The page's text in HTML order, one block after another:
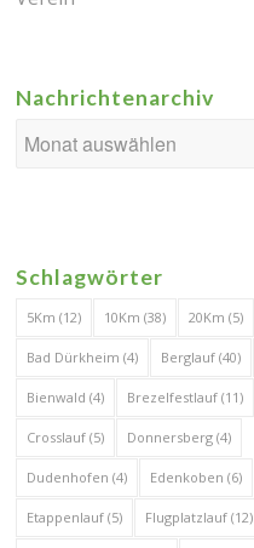
Nachrichtenarchiv
Schlagwörter
5Km (12) 10Km (38) 20Km (5)
Bad Dürkheim (4) Berglauf(40)
Bienwald (4) Brezelfestlauf(11)
Crosslauf(5) Donnersberg(4)
Dudenhofen (4) Edenkoben (6)
Etappenlauf(5) Flugplatzlauf(12)